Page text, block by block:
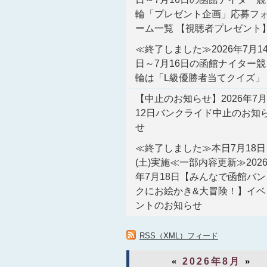
輪「プレゼント企画」応募フォ
ーム一覧 【視聴者プレゼント】
≪終了しました≫2026年7月
日～7月16日の函館ナイター競
輪は「L級優勝者当てクイズ」
【中止のお知らせ】2026年7月
12日バンクライド中止のお知
せ
≪終了しました≫本日7月18日
(土)実施≪一部内容更新≫2026
年7月18日【みんなで函館バン
クにお絵かき&大冒険！】イベ
ントのお知らせ
RSS（XML）フィード
« 2026年8月 »